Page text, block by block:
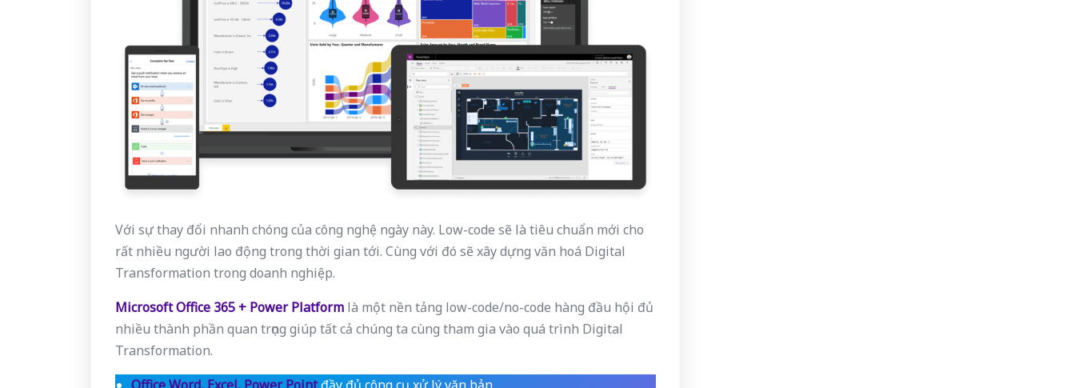
Với sự thay đổi nhanh chóng của công nghệ ngày này. Low-code sẽ là tiêu chuẩn mới cho
rất nhiều người lao động trong thời gian tới. Cùng với đó sẽ xây dựng văn hoá Digital
Transformation trong doanh nghiệp.
Microsoft Office 365 + Power Platform là một nền tảng low-code/no-code hàng đầu hội đủ
nhiều thành phần quan trọng giúp tất cả chúng ta cùng tham gia vào quá trình Digital
Transformation.